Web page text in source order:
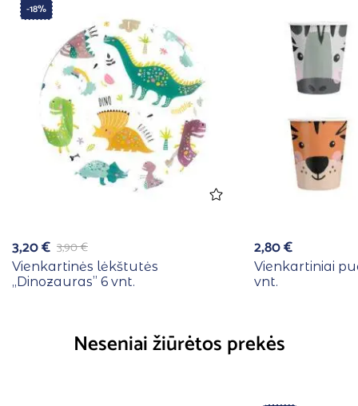
-18%
3,90€
3,20€
Vienkartinės lėkštutės
,,Dinozauras” 6 vnt.
2,80€
Vienkartiniai
vnt.
Neseniai žiūrėtos prekės